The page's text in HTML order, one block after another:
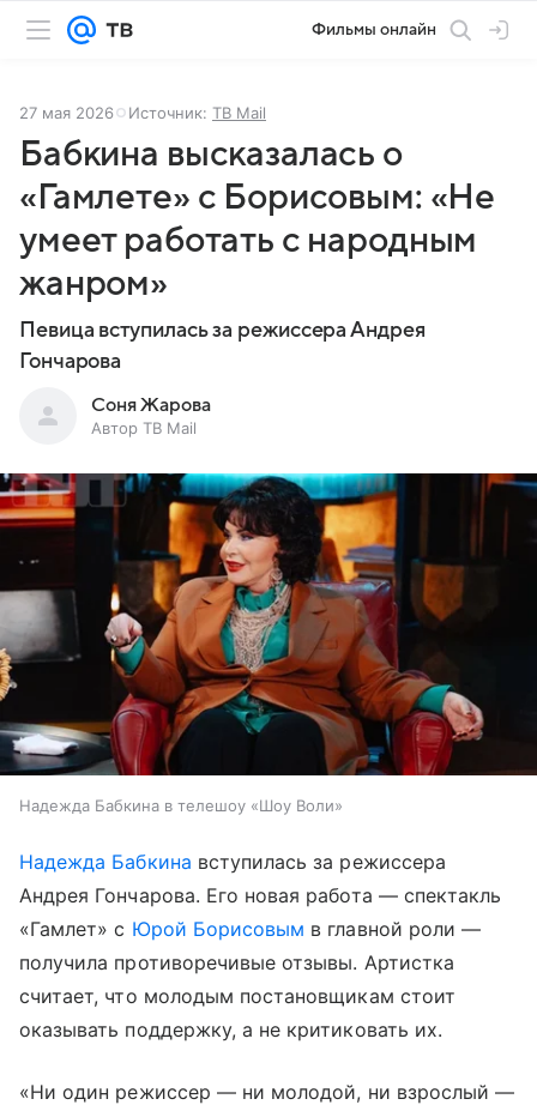
Фильмы онлайн
27 мая 2026 Источник: ТВ Mail
Бабкина высказалась о
«Гамлете» с Борисовым: «Не
умеет работать с народным
жанром»
Певица вступилась за режиссера Андрея
Гончарова
Соня Жарова
Автор ТВ Mail
Надежда Бабкина в телешоу «Шоу Воли»
Надежда Бабкина вступилась за режиссера
Андрея Гончарова. Его новая работа — спектакль
«Гамлет» с Юрой Борисовым в главной роли —
получила противоречивые отзывы. Артистка
считает, что молодым постановщикам стоит
оказывать поддержку, а не критиковать их.
«Ни один режиссер — ни молодой, ни взрослый —